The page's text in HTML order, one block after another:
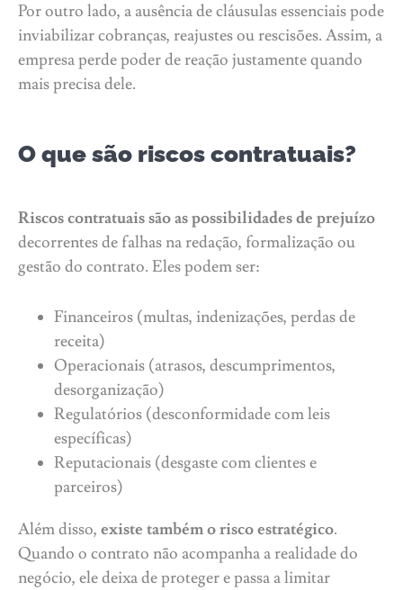
Por outro lado, a ausência de cláusulas essenciais pode
inviabilizar cobranças, reajustes ou rescisões. Assim, a
empresa perde poder de reação justamente quando
mais precisa dele.
O que são riscos contratuais?
Riscos contratuais são as possibilidades de prejuízo
decorrentes de falhas na redação, formalização ou
gestão do contrato. Eles podem ser:
Financeiros (multas, indenizações, perdas de
receita)
Operacionais (atrasos, descumprimentos,
desorganização)
Regulatórios (desconformidade com leis
específicas)
Reputacionais (desgaste com clientes e
parceiros)
Além disso, existe também o risco estratégico.
Quando o contrato não acompanha a realidade do
negócio, ele deixa de proteger e passa a limitar